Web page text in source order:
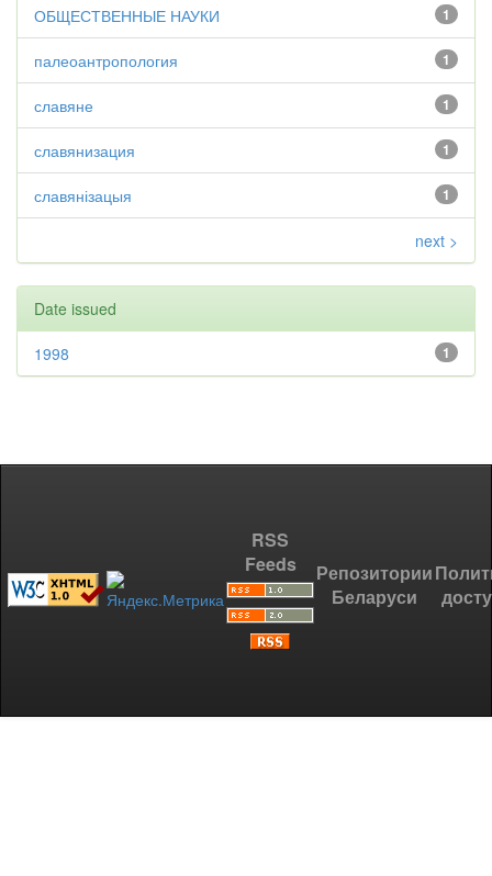
1
ОБЩЕСТВЕННЫЕ НАУКИ
1
палеоантропология
1
славяне
1
славянизация
1
славянізацыя
next >
Date issued
1
1998
RSS
Feeds
Репозитории
Беларуси